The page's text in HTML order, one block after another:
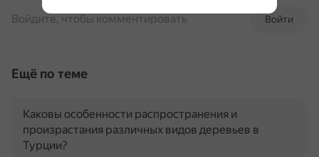
Войти
Войдите, чтобы комментировать
Ещё по теме
Каковы особенности распространения и
произрастания различных видов деревьев в
Турции?